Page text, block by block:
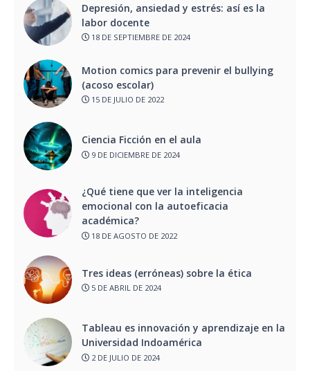
Depresión, ansiedad y estrés: así es la
labor docente
18 DE SEPTIEMBRE DE 2024
Motion comics para prevenir el bullying
(acoso escolar)
15 DE JULIO DE 2022
Ciencia Ficción en el aula
9 DE DICIEMBRE DE 2024
¿Qué tiene que ver la inteligencia
emocional con la autoeficacia
académica?
18 DE AGOSTO DE 2022
Tres ideas (erróneas) sobre la ética
5 DE ABRIL DE 2024
Tableau es innovación y aprendizaje en la
Universidad Indoamérica
2 DE JULIO DE 2024